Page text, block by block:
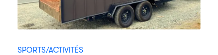
SPORTS/ACTIVITÉS